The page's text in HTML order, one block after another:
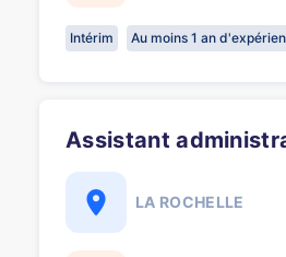
Intérim Au moins 1 an
Assistant
LA ROCHELLE